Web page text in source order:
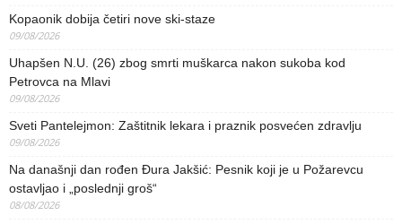
Kopaonik dobija četiri nove ski-staze
09/08/2026
Uhapšen N.U. (26) zbog smrti muškarca nakon sukoba kod
Petrovca na Mlavi
09/08/2026
Sveti Pantelejmon: Zaštitnik lekara i praznik posvećen zdravlju
09/08/2026
Na današnji dan rođen Đura Jakšić: Pesnik koji je u Požarevcu
ostavljao i „poslednji groš“
08/08/2026